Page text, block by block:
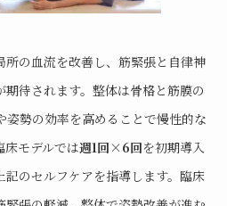
の血流を改善し、筋緊張と自律神
待されます。整体は骨格と筋膜の
姿勢の効率を高めることで慢性的な
床モデルでは週1回×6回を初期導入
のセルフケアを指導します。臨床